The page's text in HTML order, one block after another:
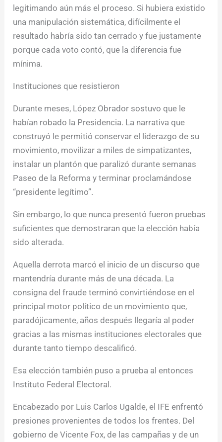
legitimando aún más el proceso. Si hubiera existido
una manipulación sistemática, difícilmente el
resultado habría sido tan cerrado y fue justamente
porque cada voto contó, que la diferencia fue
mínima.
Instituciones que resistieron
Durante meses, López Obrador sostuvo que le
habían robado la Presidencia. La narrativa que
construyó le permitió conservar el liderazgo de su
movimiento, movilizar a miles de simpatizantes,
instalar un plantón que paralizó durante semanas
Paseo de la Reforma y terminar proclamándose
“presidente legítimo”.
Sin embargo, lo que nunca presentó fueron pruebas
suficientes que demostraran que la elección había
sido alterada.
Aquella derrota marcó el inicio de un discurso que
mantendría durante más de una década. La
consigna del fraude terminó convirtiéndose en el
principal motor político de un movimiento que,
paradójicamente, años después llegaría al poder
gracias a las mismas instituciones electorales que
durante tanto tiempo descalificó.
Esa elección también puso a prueba al entonces
Instituto Federal Electoral.
Encabezado por Luis Carlos Ugalde, el IFE enfrentó
presiones provenientes de todos los frentes. Del
gobierno de Vicente Fox, de las campañas y de un